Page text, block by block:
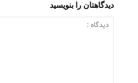
دیدگاهتان را بنویسید